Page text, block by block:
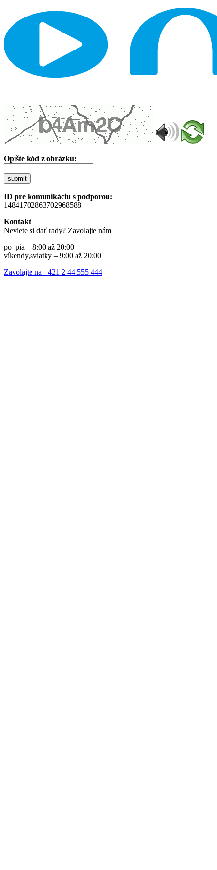
Opíšte kód z obrázku:
submit
ID pre komunikáciu s podporou:
14841702863702968588
Kontakt
Neviete si dať rady? Zavolajte nám
po–pia – 8:00 až 20:00
víkendy,sviatky – 9:00 až 20:00
Zavolajte na +421 2 44 555 444